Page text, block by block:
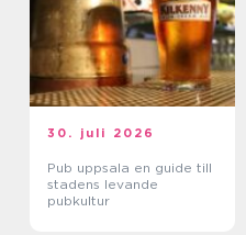
30. juli 2026
Pub uppsala en guide till
stadens levande
pubkultur